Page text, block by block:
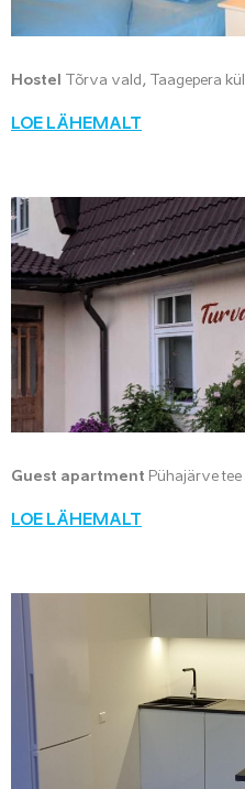
Hostel Tõrva vald, Taagepera
LOE LÄHEMALT
Guest apartment Pühajärve
LOE LÄHEMALT